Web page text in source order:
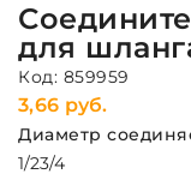
для
Код: 859959
3,66 руб.
Диаметр
1/23/4